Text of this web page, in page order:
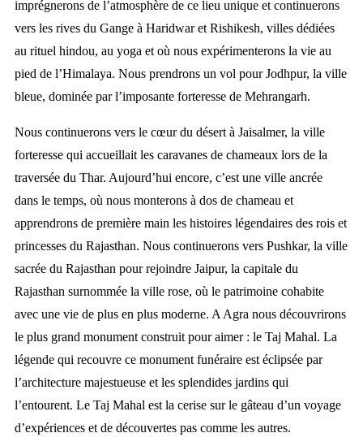
imprégnerons de l’atmosphère de ce lieu unique et continuerons
vers les rives du Gange à Haridwar et Rishikesh, villes dédiées
au rituel hindou, au yoga et où nous expérimenterons la vie au
pied de l’Himalaya. Nous prendrons un vol pour Jodhpur, la ville
bleue, dominée par l’imposante forteresse de Mehrangarh.
Nous continuerons vers le cœur du désert à Jaisalmer, la ville
forteresse qui accueillait les caravanes de chameaux lors de la
traversée du Thar. Aujourd’hui encore, c’est une ville ancrée
dans le temps, où nous monterons à dos de chameau et
apprendrons de première main les histoires légendaires des rois et
princesses du Rajasthan. Nous continuerons vers Pushkar, la ville
sacrée du Rajasthan pour rejoindre Jaipur, la capitale du
Rajasthan surnommée la ville rose, où le patrimoine cohabite
avec une vie de plus en plus moderne. A Agra nous découvrirons
le plus grand monument construit pour aimer : le Taj Mahal. La
légende qui recouvre ce monument funéraire est éclipsée par
l’architecture majestueuse et les splendides jardins qui
l’entourent. Le Taj Mahal est la cerise sur le gâteau d’un voyage
d’expériences et de découvertes pas comme les autres.